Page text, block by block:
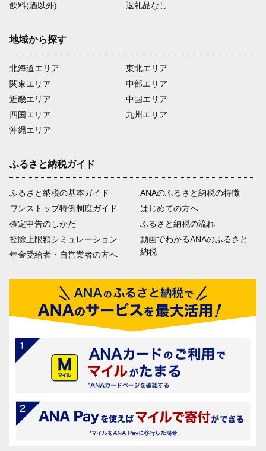
飲料(酒以外)
返礼品なし
地域から探す
北海道エリア
関東エリア
近畿エリア
四国エリア
沖縄エリア
東北エリア
中部エリア
中国エリア
九州エリア
ふるさと納税ガイド
ふるさと納税の基本ガイド
ワンストップ特例制度ガイド
確定申告のしかた
控除上限額シミュレーション
年金受給者・自営業者の方へ
ANAのふるさと納税の特徴
はじめての方へ
ふるさと納税の流れ
動画でわかるANAのふるさと
納税